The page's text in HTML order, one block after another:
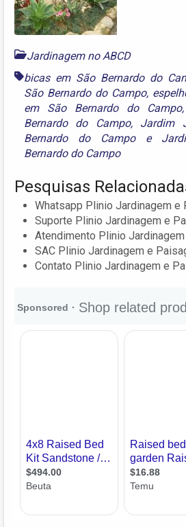
Jardinagem no ABCD
bicas em São Bernardo do
São Bernardo do Campo,
em São Bernardo do Campo,
Bernardo do Campo, Jardim
Bernardo do Campoe
Bernardo do Campo
Pesquisas
Whatsapp Plinio Jardinagem e
Suporte Plinio Jardinagem e
Atendimento Plinio
SAC Plinio Jardinagem e
Contato Plinio Jardinagem e